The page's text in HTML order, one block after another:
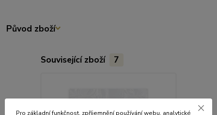
Původ zboží
Související zboží 7
Pro základní funkčnost, zpříjemnění používání webu, analytické